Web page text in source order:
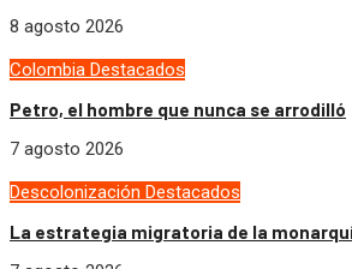
8 agosto 2026
Colombia Destacados
Petro, el hombre que nunca se arrodilló
7 agosto 2026
Descolonización Destacados
La estrategia migratoria de la